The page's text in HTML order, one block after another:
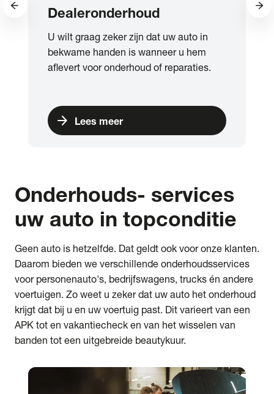
Dealeronderhoud
U wilt graag zeker zijn dat uw auto in
bekwame handen is wanneer u hem
aflevert voor onderhoud of reparaties.
arrow_forward Lees meer
Onderhouds- services
uw auto in topconditie
Geen auto is hetzelfde. Dat geldt ook voor onze klanten.
Daarom bieden we verschillende onderhoudsservices
voor personenauto's, bedrijfswagens, trucks én andere
voertuigen. Zo weet u zeker dat uw auto het onderhoud
krijgt dat bij u en uw voertuig past. Dit varieert van een
APK tot en vakantiecheck en van het wisselen van
banden tot een uitgebreide beautykuur.